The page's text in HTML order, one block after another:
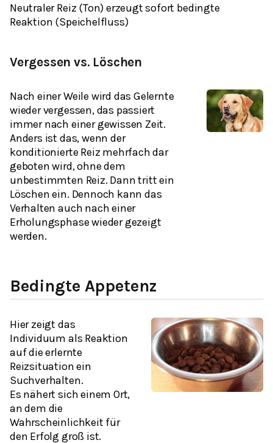
Neutraler Reiz (Ton) erzeugt sofort bedingte
Reaktion (Speichelfluss)
Vergessen vs. Löschen
Nach einer Weile wird das Gelernte
wieder vergessen, das passiert
immer nach einer gewissen Zeit.
Anders ist das, wenn der
konditionierte Reiz mehrfach dar
geboten wird, ohne dem
unbestimmten Reiz. Dann tritt ein
Löschen ein. Dennoch kann das
Verhalten auch nach einer
Erholungsphase wieder gezeigt
werden.
Bedingte Appetenz
Hier zeigt das
Individuum als Reaktion
auf die erlernte
Reizsituation ein
Suchverhalten.
Es nähert sich einem Ort,
an dem die
Wahrscheinlichkeit für
den Erfolg groß ist.